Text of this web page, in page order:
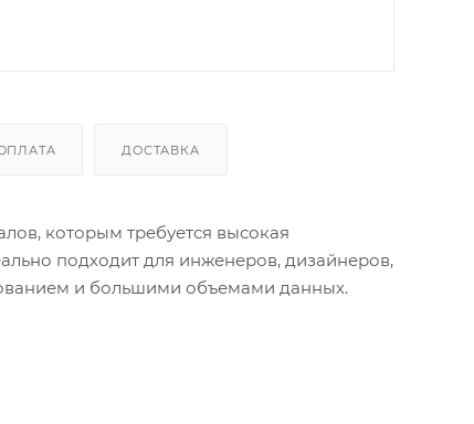
ДОСТАВКА
которым требуется высокая
подходит для инженеров, дизайнеров,
и большими объемами данных.